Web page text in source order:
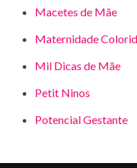
Macetes de Mãe
Maternidade
Mil Dicas de Mãe
Petit Ninos
Potencial Gestante